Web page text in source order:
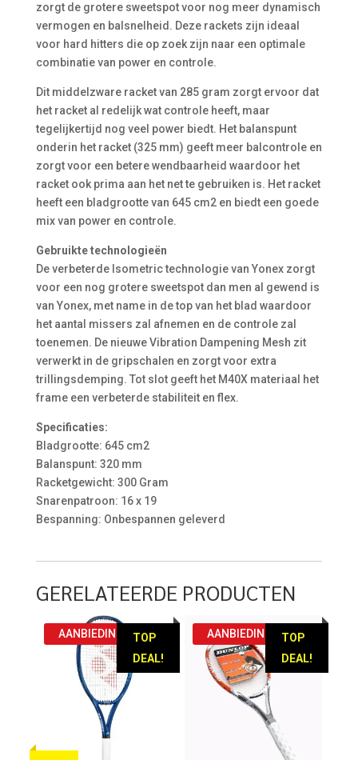
zorgt de grotere sweetspot voor nog meer dynamisch
vermogen en balsnelheid. Deze rackets zijn ideaal
voor hard hitters die op zoek zijn naar een optimale
combinatie van power en controle.
Dit middelzware racket van 285 gram zorgt ervoor dat
het racket al redelijk wat controle heeft, maar
tegelijkertijd nog veel power biedt. Het balanspunt
onderin het racket (325 mm) geeft meer balcontrole en
zorgt voor een betere wendbaarheid waardoor het
racket ook prima aan het net te gebruiken is. Het racket
heeft een bladgrootte van 645 cm2 en biedt een goede
mix van power en controle.
Gebruikte technologieën
De verbeterde Isometric technologie van Yonex zorgt
voor een nog grotere sweetspot dan men al gewend is
van Yonex, met name in de top van het blad waardoor
het aantal missers zal afnemen en de controle zal
toenemen. De nieuwe Vibration Dampening Mesh zit
verwerkt in de gripschalen en zorgt voor extra
trillingsdemping. Tot slot geeft het M40X materiaal het
frame een verbeterde stabiliteit en flex.
Specificaties:
Bladgrootte: 645 cm2
Balanspunt: 320 mm
Racketgewicht: 300 Gram
Snarenpatroon: 16 x 19
Bespanning: Onbespannen geleverd
GERELATEERDE PRODUCTEN
TOP
DEAL!
AANBIEDING!
TOP
DEAL!
AANBIEDING!